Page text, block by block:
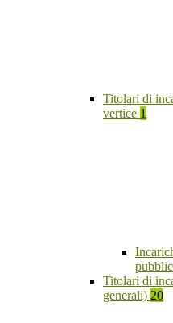
Titolari di
vertice 1
Titolari di
generali) 20